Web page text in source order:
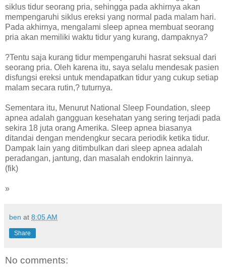
siklus tidur seorang pria, sehingga pada akhirnya akan
mempengaruhi siklus ereksi yang normal pada malam hari.
Pada akhirnya, mengalami sleep apnea membuat seorang
pria akan memiliki waktu tidur yang kurang, dampaknya?
?Tentu saja kurang tidur mempengaruhi hasrat seksual dari
seorang pria. Oleh karena itu, saya selalu mendesak pasien
disfungsi ereksi untuk mendapatkan tidur yang cukup setiap
malam secara rutin,? tuturnya.
Sementara itu, Menurut National Sleep Foundation, sleep
apnea adalah gangguan kesehatan yang sering terjadi pada
sekira 18 juta orang Amerika. Sleep apnea biasanya
ditandai dengan mendengkur secara periodik ketika tidur.
Dampak lain yang ditimbulkan dari sleep apnea adalah
peradangan, jantung, dan masalah endokrin lainnya.
(fik)
»
ben at 8:05 AM
Share
No comments: